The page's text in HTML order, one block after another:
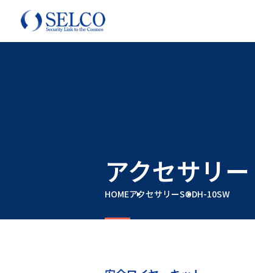
アクセサリー
HOMEアクセサリーSODH-10SW